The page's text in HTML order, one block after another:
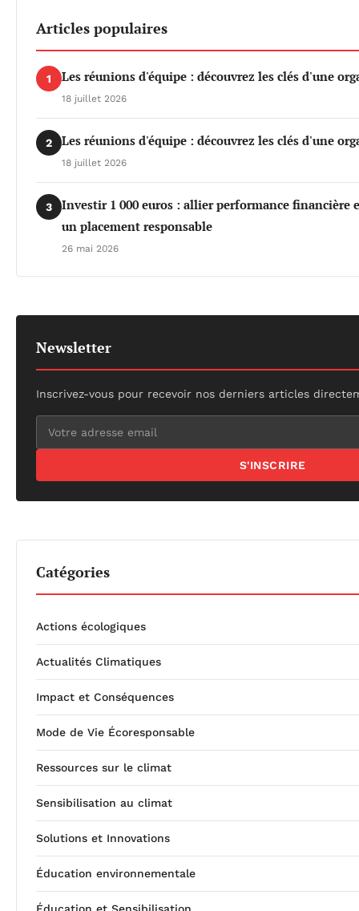
Articles populaires
1 Les réunions d'équipe : découvrez les clés d'une
18 juillet 2026
2 Les réunions d'équipe : découvrez les clés d'une
18 juillet 2026
3
Investir 1 000 euros : allier performance financière
un placement responsable
26 mai 2026
Newsletter
Inscrivez-vous pour recevoir nos derniers articles
S'INSCRIRE
Catégories
Actions écologiques
Actualités Climatiques
Impact et Conséquences
Mode de Vie Écoresponsable
Ressources sur le climat
Sensibilisation au climat
Solutions et Innovations
Éducation environnementale